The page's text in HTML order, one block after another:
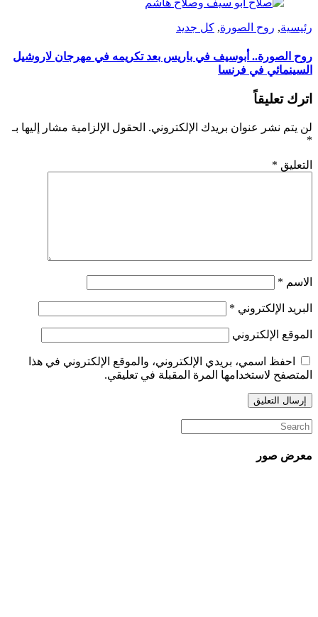
رئيسية, روح الصورة, كل جديد
روح الصورة.. أبوسيف في باريس بعد تكريمه في مهرجان لاروشيل
السينمائي في فرنسا
اترك تعليقاً
لن يتم نشر عنوان بريدك الإلكتروني. الحقول الإلزامية مشار إليها بـ
*
التعليق *
الاسم *
البريد الإلكتروني *
الموقع الإلكتروني
احفظ اسمي، بريدي الإلكتروني، والموقع الإلكتروني في هذا
المتصفح لاستخدامها المرة المقبلة في تعليقي.
معرض صور